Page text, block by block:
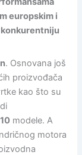
europskim i
konkurentniju
. Osnovana još
proizvođača
kao što su
modele. A
motora